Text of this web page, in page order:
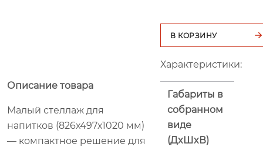
Описание товара
Малый стеллаж для
напитков (826х497х1020 мм)
— компактное решение для
В КОРЗИНУ
Характеристики:
Габариты в
собранном
виде
(ДxШxВ)